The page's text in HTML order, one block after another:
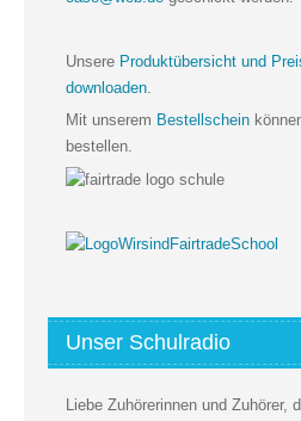
Unsere Produktübersicht und
downloaden.
Mit unserem Bestellschein
bestellen.
Unser Schulradio
Liebe Zuhörerinnen und Zuhörer,